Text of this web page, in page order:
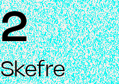
2
Skefre